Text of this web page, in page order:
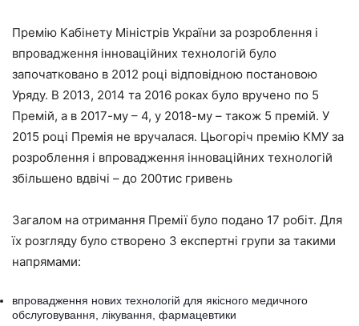
Премію Кабінету Міністрів України за розроблення і
впровадження інноваційних технологій було
започатковано в 2012 році відповідною постановою
Уряду. В 2013, 2014 та 2016 роках було вручено по 5
Премій, а в 2017-му – 4, у 2018-му – також 5 премій. У
2015 році Премія не вручалася. Цьогоріч премію КМУ за
розроблення і впровадження інноваційних технологій
збільшено вдвічі – до 200тис гривень
Загалом на отримання Премії було подано 17 робіт. Для
їх розгляду було створено 3 експертні групи за такими
напрямами:
впровадження нових технологій для якісного медичного
обслуговування, лікування, фармацевтики